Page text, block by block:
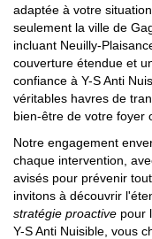
adaptée à votre
seulement la ville de
incluant Neuilly-
couverture étendue et
confiance à Y-S Anti
véritables havres de
bien-être de votre foyer
Notre engagement
chaque intervention,
avisés pour prévenir
invitons à découvrir
stratégie proactive pour
Y-S Anti Nuisible, vous